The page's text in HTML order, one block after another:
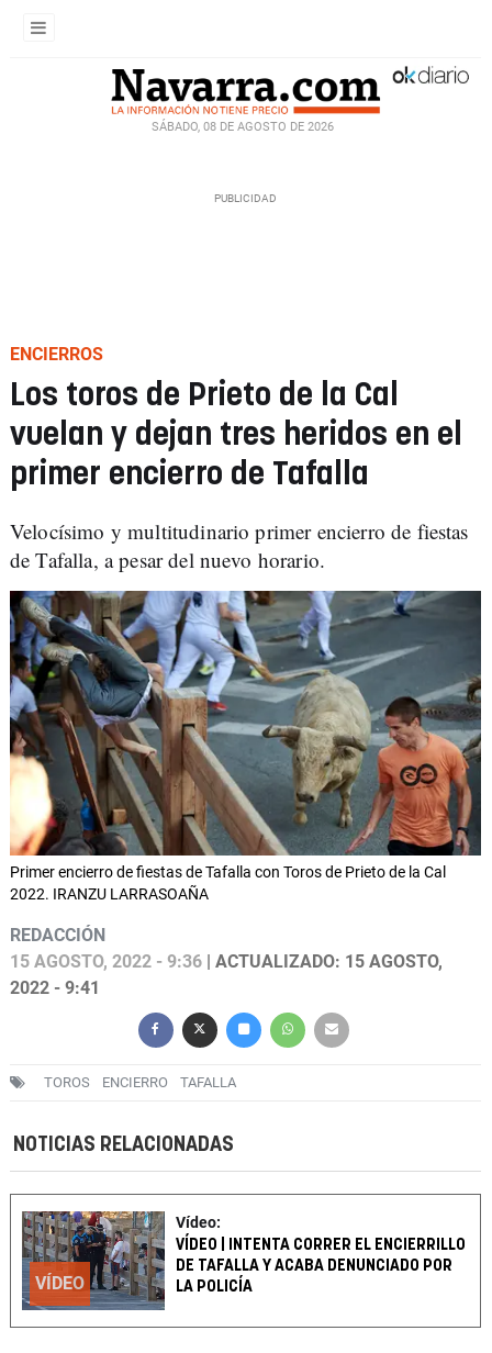
SÁBADO, 08 DE AGOSTO DE 2026
ENCIERROS
Los toros de Prieto de la Cal
vuelan y dejan tres heridos en el
primer encierro de Tafalla
Velocísimo y multitudinario primer encierro de fiestas
de Tafalla, a pesar del nuevo horario.
Primer encierro de fiestas de Tafalla con Toros de Prieto de la Cal
2022. IRANZU LARRASOAÑA
REDACCIÓN
15 AGOSTO, 2022 - 9:36 | ACTUALIZADO: 15 AGOSTO,
2022 - 9:41
TOROS ENCIERRO TAFALLA
NOTICIAS RELACIONADAS
VÍDEO
Vídeo:
VÍDEO | INTENTA CORRER EL ENCIERRILLO
DE TAFALLA Y ACABA DENUNCIADO POR
LA POLICÍA